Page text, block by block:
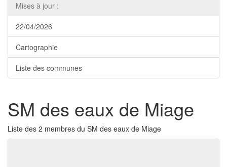
Mises à jour :
22/04/2026
Cartographie
Liste des communes
SM des eaux de Miage
Liste des 2 membres du SM des eaux de Miage